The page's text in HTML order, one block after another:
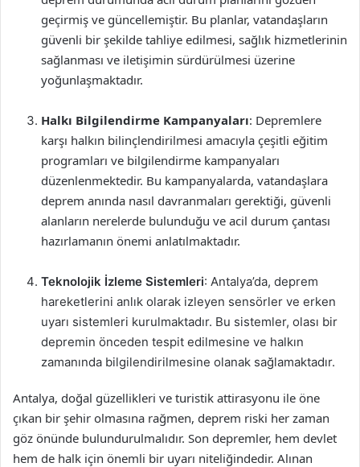
geçirmiş ve güncellemiştir. Bu planlar, vatandaşların
güvenli bir şekilde tahliye edilmesi, sağlık hizmetlerinin
sağlanması ve iletişimin sürdürülmesi üzerine
yoğunlaşmaktadır.
Halkı Bilgilendirme Kampanyaları: Depremlere
karşı halkın bilinçlendirilmesi amacıyla çeşitli eğitim
programları ve bilgilendirme kampanyaları
düzenlenmektedir. Bu kampanyalarda, vatandaşlara
deprem anında nasıl davranmaları gerektiği, güvenli
alanların nerelerde bulunduğu ve acil durum çantası
hazırlamanın önemi anlatılmaktadır.
Teknolojik İzleme Sistemleri: Antalya’da, deprem
hareketlerini anlık olarak izleyen sensörler ve erken
uyarı sistemleri kurulmaktadır. Bu sistemler, olası bir
depremin önceden tespit edilmesine ve halkın
zamanında bilgilendirilmesine olanak sağlamaktadır.
Antalya, doğal güzellikleri ve turistik attirasyonu ile öne
çıkan bir şehir olmasına rağmen, deprem riski her zaman
göz önünde bulundurulmalıdır. Son depremler, hem devlet
hem de halk için önemli bir uyarı niteliğindedir. Alınan